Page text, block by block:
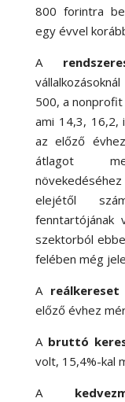
800 forintra
egy évvel
A
500, a
ami 14,3, 16,2,
az előző
átlagot
elejétől
fenntartójának
szektorból
felében még
A reálkereset
előző évhez
A bruttó
volt, 15,4%-kal
A